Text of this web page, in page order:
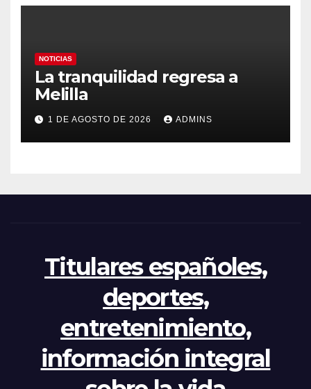
NOTICIAS
La tranquilidad regresa a
Melilla
1 DE AGOSTO DE 2026 ADMINS
Titulares españoles,
deportes,
entretenimiento,
información integral